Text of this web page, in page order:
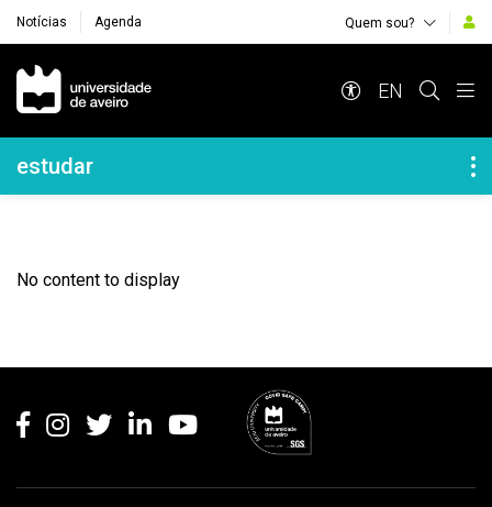
Notícias Agenda Quem sou?
Navegação Principal
EN
Navegação Lateral
estudar
No content to display